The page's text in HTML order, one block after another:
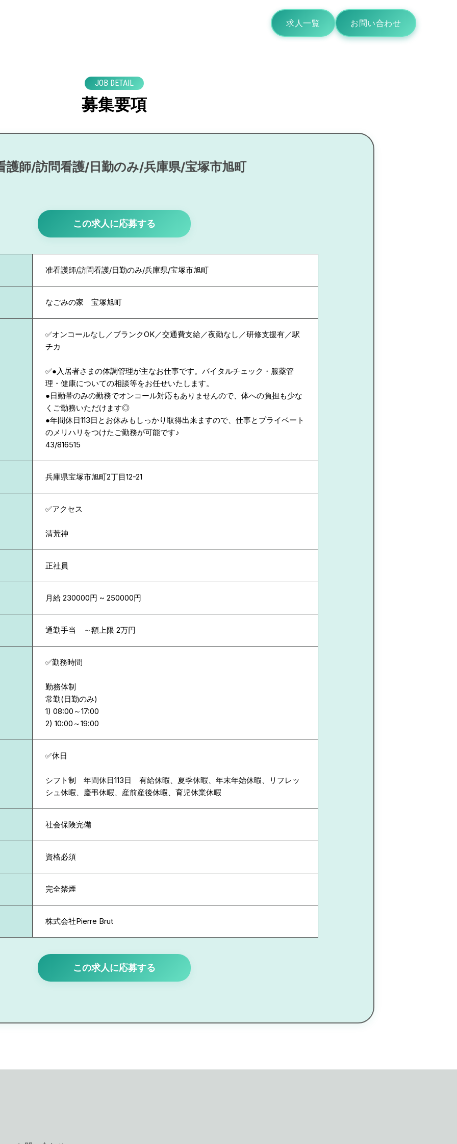
求人一覧 お問い合わせ
JOB DETAIL
募集要項
護師/訪問看護/日勤のみ/兵庫県/宝塚市旭町
この求人に応募する
准看護師/訪問看護/日勤のみ/兵庫県/宝塚市旭町
なごみの家 宝塚旭町
✅オンコールなし／ブランクOK／交通費支給／夜勤なし／研修支援有／駅
チカ
✅●入居者さまの体調管理が主なお仕事です。バイタルチェック・服薬管
理・健康についての相談等をお任せいたします。
●日勤帯のみの勤務でオンコール対応もありませんので、体への負担も少な
くご勤務いただけます◎
●年間休日113日とお休みもしっかり取得出来ますので、仕事とプライベート
のメリハリをつけたご勤務が可能です♪
43/816515
兵庫県宝塚市旭町2丁目12-21
✅アクセス
清荒神
正社員
月給 230000円 ~ 250000円
通勤手当 ～額上限 2万円
✅勤務時間
勤務体制
常勤(日勤のみ)
1) 08:00～17:00
✅休日
シフト制 年間休日113日 有給休暇、夏季休暇、年末年始休暇、リフレッ
シュ休暇、慶弔休暇、産前産後休暇、育児休業休暇
社会保険完備
資格必須
完全禁煙
株式会社Pierre Brut
この求人に応募する